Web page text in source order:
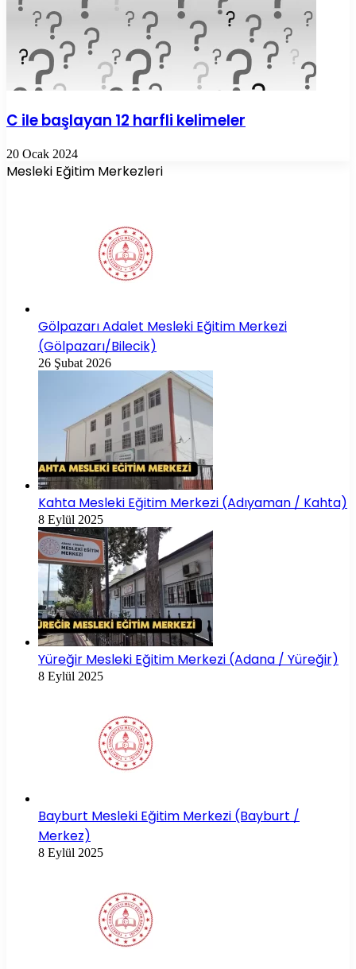
C ile başlayan 12 harfli kelimeler
20 Ocak 2024
Mesleki Eğitim Merkezleri
Gölpazarı Adalet Mesleki Eğitim Merkezi
(Gölpazarı/Bilecik)
26 Şubat 2026
Kahta Mesleki Eğitim Merkezi (Adıyaman / Kahta)
8 Eylül 2025
Yüreğir Mesleki Eğitim Merkezi (Adana / Yüreğir)
8 Eylül 2025
Bayburt Mesleki Eğitim Merkezi (Bayburt /
Merkez)
8 Eylül 2025